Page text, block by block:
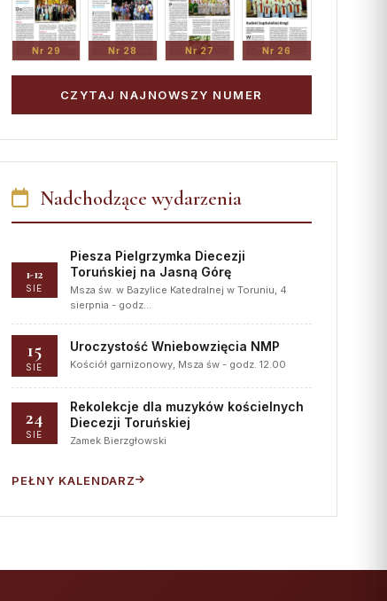
Nr 29 Nr 28 Nr 27 Nr 26
CZYTAJ NAJNOWSZY NUMER
Nadchodzące wydarzenia
1-12
SIE
Piesza Pielgrzymka Diecezji
Toruńskiej na Jasną Górę
Msza św. w Bazylice Katedralnej w Toruniu, 4
sierpnia - godz…
15
SIE
Uroczystość Wniebowzięcia NMP
Kościół garnizonowy, Msza św - godz. 12.00
24
SIE
Rekolekcje dla muzyków kościelnych
Diecezji Toruńskiej
Zamek Bierzgłowski
PEŁNY KALENDARZ